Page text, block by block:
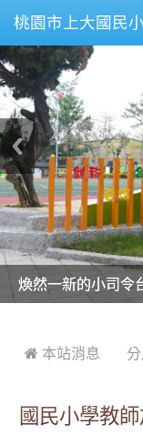
桃園市上大國民
美麗的操場是我們
美麗的操場是我們
煥然一新的小司令
煥然一新的小司令
富含桃園埤塘田園
富含桃園埤塘田園
嶄新的中庭廣場
嶄新的中庭廣場
水生池生生不息
水生池生生不息
 本站消息
國民小學教